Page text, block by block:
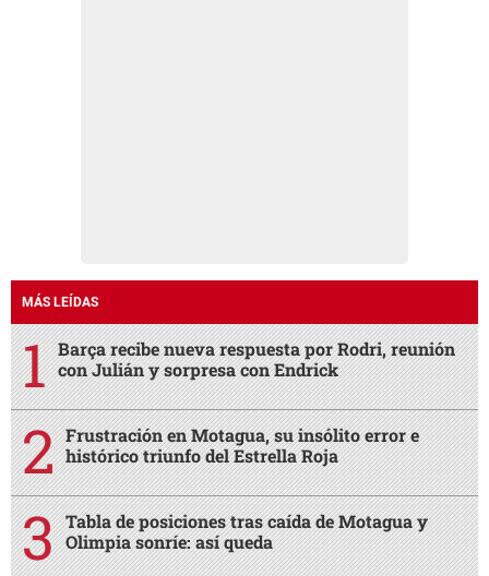
MÁS LEÍDAS
Barça recibe nueva respuesta por Rodri, reunión
con Julián y sorpresa con Endrick
Frustración en Motagua, su insólito error e
histórico triunfo del Estrella Roja
Tabla de posiciones tras caída de Motagua y
Olimpia sonríe: así queda